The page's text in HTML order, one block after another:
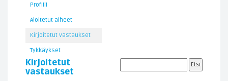
Profiili
Aloitetut aiheet
Kirjoitetut vastaukset
Tykkäykset
Kirjoitetut
vastaukset